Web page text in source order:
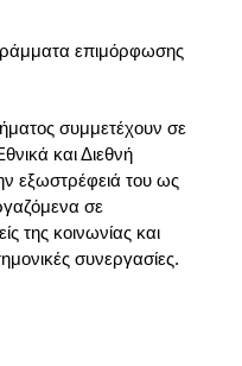
επιμόρφωσης
συμμετέχουν σε
και Διεθνή
εξωστρέφειά του ως
σε
της κοινωνίας και
συνεργασίες.